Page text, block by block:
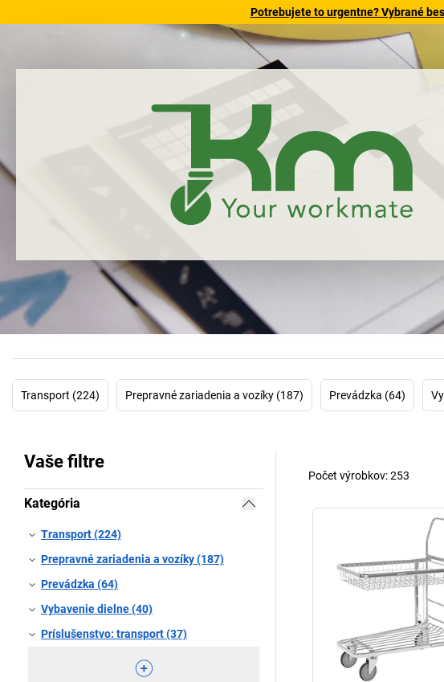
Potrebujete to urgentne? Vybrané
Transport (224) Prepravné zariadenia a vozíky (187) Prevádzka (64)
Vaše filtre
Kategória
Transport (224)
Prepravné zariadenia a vozíky (187)
Prevádzka (64)
Vybavenie dielne (40)
Príslušenstvo: transport (37)
Počet výrobkov:253